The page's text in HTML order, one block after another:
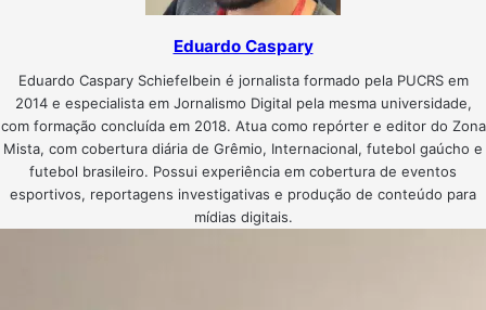
Eduardo Caspary
Eduardo Caspary Schiefelbein é jornalista formado pela PUCRS em
2014 e especialista em Jornalismo Digital pela mesma universidade,
com formação concluída em 2018. Atua como repórter e editor do Zona
Mista, com cobertura diária de Grêmio, Internacional, futebol gaúcho e
futebol brasileiro. Possui experiência em cobertura de eventos
esportivos, reportagens investigativas e produção de conteúdo para
mídias digitais.